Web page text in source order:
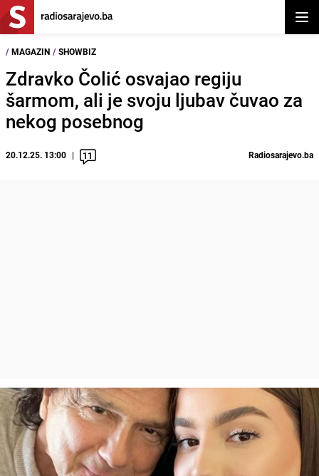
/ MAGAZIN / SHOWBIZ
Zdravko Čolić osvajao regiju
šarmom, ali je svoju ljubav čuvao za
nekog posebnog
20.12.25. 13:00 11 Radiosarajevo.ba